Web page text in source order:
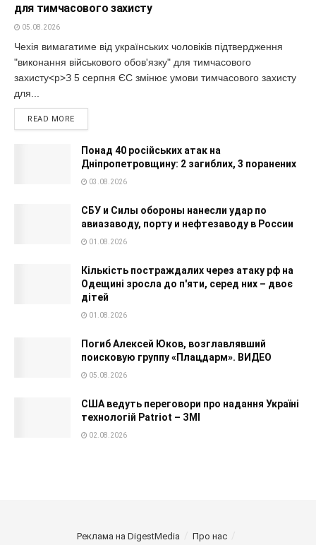
для тимчасового захисту
05.08.2026
Чехія вимагатиме від українських чоловіків підтвердження
"виконання військового обов'язку" для тимчасового
захисту<p>З 5 серпня ЄС змінює умови тимчасового захисту
для...
READ MORE
Понад 40 російських атак на
Дніпропетровщину: 2 загиблих, 3 поранених
03.08.2026
СБУ и Силы обороны нанесли удар по
авиазаводу, порту и нефтезаводу в России
01.08.2026
Кількість постраждалих через атаку рф на
Одещині зросла до п'яти, серед них – двоє
дітей
01.08.2026
Погиб Алексей Юков, возглавлявший
поисковую группу «Плацдарм». ВИДЕО
05.08.2026
США ведуть переговори про надання Україні
технологій Patriot – ЗМІ
02.08.2026
Реклама на DigestMedia
Про нас